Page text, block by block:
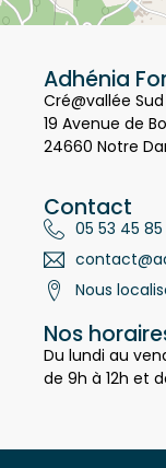
Adhénia
Cré@vallée Sud
19 Avenue de
Contact
05 53 45 85
Nos
Du lundi au